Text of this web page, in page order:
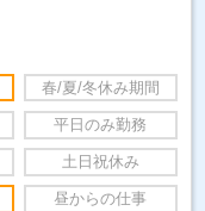
春/夏/冬休み期間
平日のみ勤務
土日祝休み
昼からの仕事